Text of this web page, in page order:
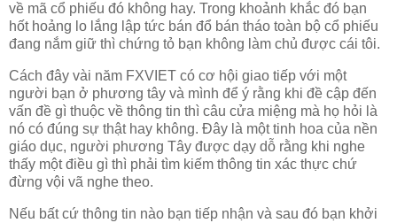
về mã cổ phiếu đó không hay. Trong khoảnh khắc đó bạn
hốt hoảng lo lắng lập tức bán đổ bán tháo toàn bộ cổ phiếu
đang nắm giữ thì chứng tỏ bạn không làm chủ được cái tôi.
Cách đây vài năm FXVIET có cơ hội giao tiếp với một
người bạn ở phương tây và mình để ý rằng khi đề cập đến
vấn đề gì thuộc về thông tin thì câu cửa miệng mà họ hỏi là
nó có đúng sự thật hay không. Đây là một tinh hoa của nền
giáo dục, người phương Tây được dạy dỗ rằng khi nghe
thấy một điều gì thì phải tìm kiếm thông tin xác thực chứ
đừng vội vã nghe theo.
Nếu bất cứ thông tin nào bạn tiếp nhận và sau đó bạn khởi